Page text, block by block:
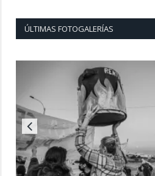
ÚLTIMAS FOTOGALERÍAS